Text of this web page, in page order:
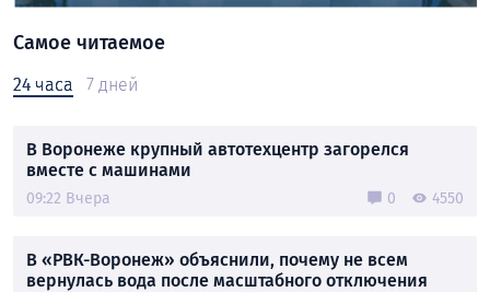
Самое читаемое
24 часа 7 дней
В Воронеже крупный автотехцентр загорелся
вместе с машинами
09:22 Вчера 0 4550
В «РВК-Воронеж» объяснили, почему не всем
вернулась вода после масштабного отключения